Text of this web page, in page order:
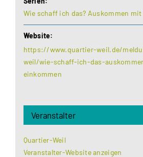
Wie schaff ich das? Auskommen
Website:
https://www.quartier-weil.de/
weil/wie-schaff-ich-das-
einkommen
Veranstalter
Quartier-Weil
Veranstalter-Website anzeigen